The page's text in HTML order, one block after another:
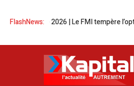
FlashNews:
Croissance 2026 | Le FMI tempère